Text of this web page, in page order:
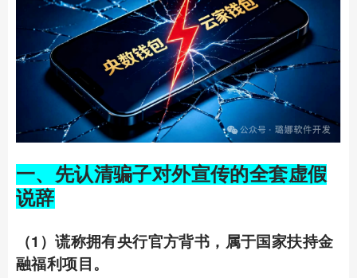
一、先认清骗子对外宣传的全套虚假
说辞
（1）谎称拥有央行官方背书，属于国家扶持金
融福利项目。